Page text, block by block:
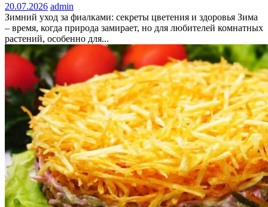
20.07.2026 admin
Зимний уход за фиалками: секреты цветения и здоровья Зима
– время, когда природа замирает, но для любителей комнатных
растений, особенно для...